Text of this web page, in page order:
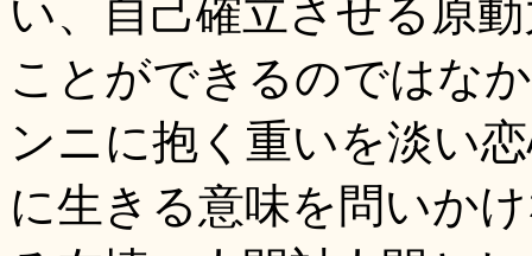
い、自己確立させる原
ことができるのではな
ンニに抱く重いを淡い
に生きる意味を問いか